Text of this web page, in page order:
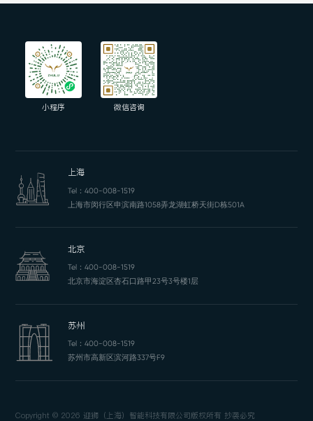
小程序 微信咨询
上海
Tel： 400-008-1519
上海市闵行区申滨南路1058弄龙湖虹桥天街D栋501A
北京
Tel： 400-008-1519
北京市海淀区杏石口路甲23号3号楼1层
苏州
Tel： 400-008-1519
苏州市高新区滨河路337号F9
Copyright © 2026 迎狮（上海）智能科技有限公司版权所有 抄袭必究